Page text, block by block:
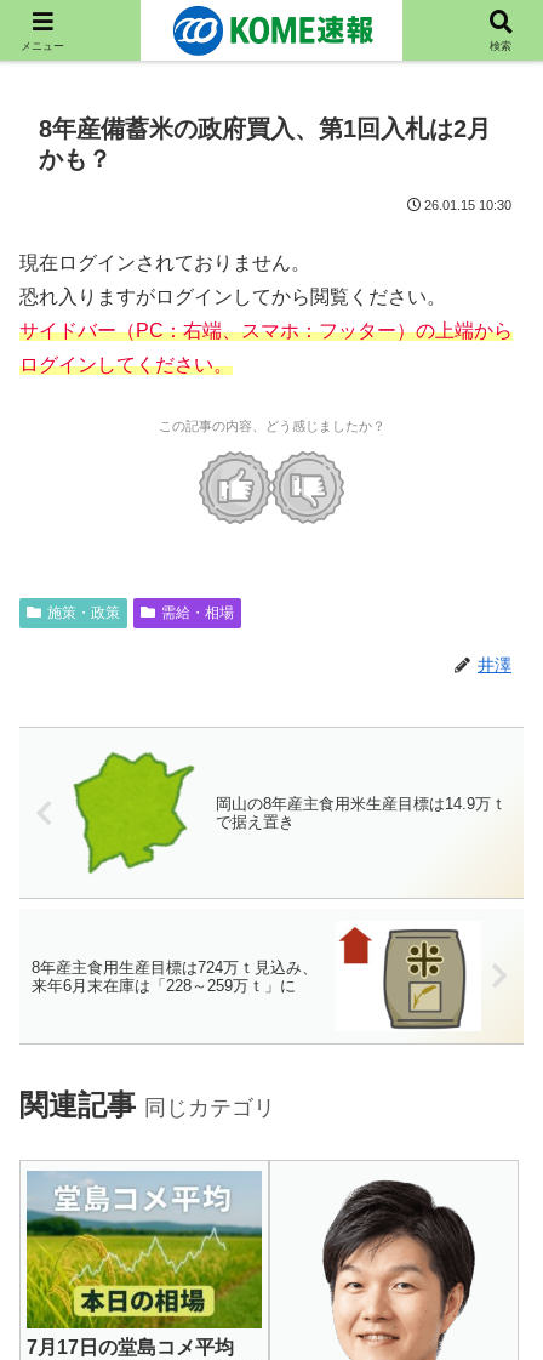
8月7日(金)はKOME速報休刊
8年産備蓄米の政府買入、第1回入札は2月
かも？
26.01.15 10:30
現在ログインされておりません。
恐れ入りますがログインしてから閲覧ください。
サイドバー（PC：右端、スマホ：フッター）の上端から
ログインしてください。
この記事の内容、どう感じましたか？
施策・政策 需給・相場
井澤
岡山の8年産主食用米生産目標は14.9万ｔ
で据え置き
8年産主食用生産目標は724万ｔ見込み、
来年6月末在庫は「228～259万ｔ」に
関連記事 同じカテゴリ
7月17日の堂島コメ平均
メニュー 検索